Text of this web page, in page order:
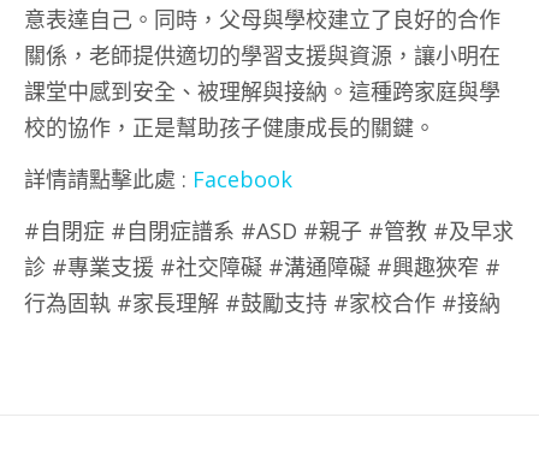
意表達自己。同時，父母與學校建立了良好的合作
關係，老師提供適切的學習支援與資源，讓小明在
課堂中感到安全、被理解與接納。這種跨家庭與學
校的協作，正是幫助孩子健康成長的關鍵。
詳情請點擊此處 : Facebook
#自閉症 #自閉症譜系 #ASD #親子 #管教 #及早求
診 #專業支援 #社交障礙 #溝通障礙 #興趣狹窄 #
行為固執 #家長理解 #鼓勵支持 #家校合作 #接納